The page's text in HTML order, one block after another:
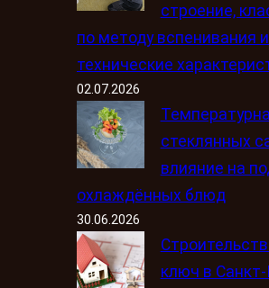
строение,
по методу вспенивания и
технические
02.07.2026
стеклянных
влияние на
охлаждённых блюд
30.06.2026
ключ в Санкт-